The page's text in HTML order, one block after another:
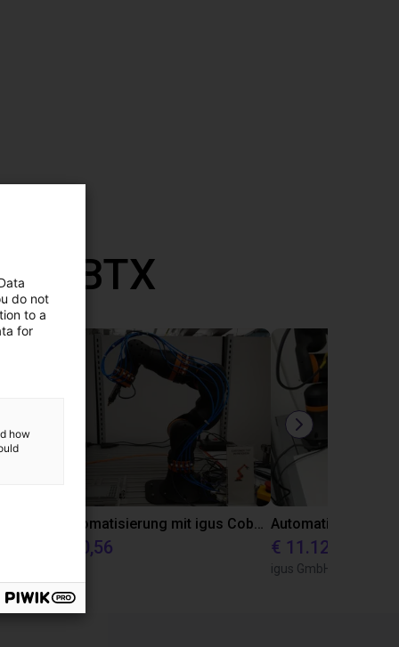
RBTX
Laborautomatisierung mit igus Cobot ReBeL 6DOF
€ 10.870,56 € 11.128,07
igus GmbH
do not
to a
for
how